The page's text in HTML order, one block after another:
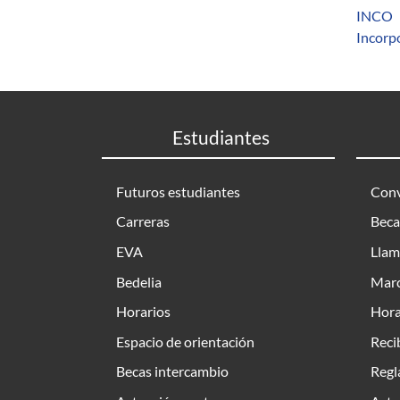
INCO
Estudiantes
Futuros estudiantes
Carreras
EVA
Bedelia
Horarios
Espacio de orientación
Becas intercambio